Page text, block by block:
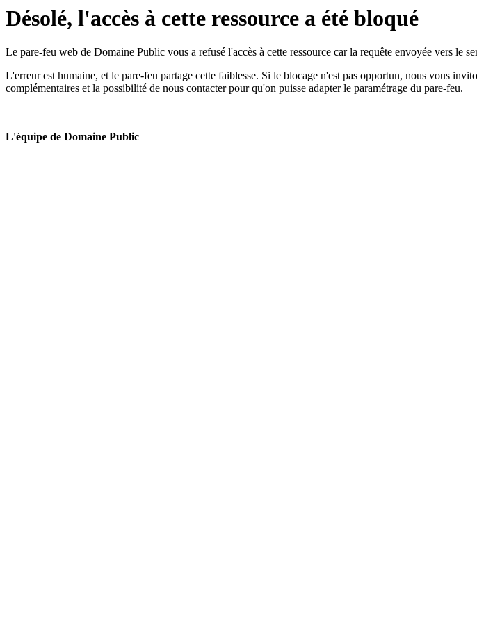
Désolé, l'accès à cette ressource a été bloqué
Le pare-feu web de Domaine Public vous a refusé l'accès à cette ressource car la requête envoyée vers le
L'erreur est humaine, et le pare-feu partage cette faiblesse. Si le blocage n'est pas opportun, nous vous
complémentaires et la possibilité de nous contacter pour qu'on puisse adapter le paramétrage du pare-feu.
L'équipe de Domaine Public